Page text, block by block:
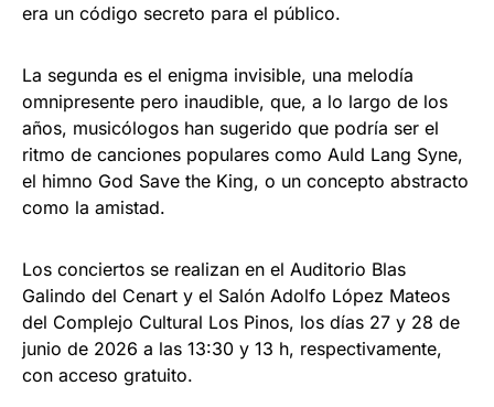
era un código secreto para el público.
La segunda es el enigma invisible, una melodía
omnipresente pero inaudible, que, a lo largo de los
años, musicólogos han sugerido que podría ser el
ritmo de canciones populares como Auld Lang Syne,
el himno God Save the King, o un concepto abstracto
como la amistad.
Los conciertos se realizan en el Auditorio Blas
Galindo del Cenart y el Salón Adolfo López Mateos
del Complejo Cultural Los Pinos, los días 27 y 28 de
junio de 2026 a las 13:30 y 13 h, respectivamente,
con acceso gratuito.